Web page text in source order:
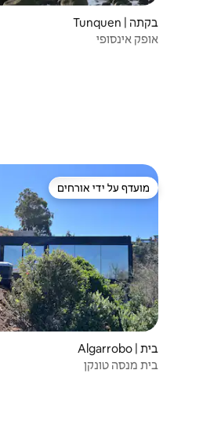
בקתה | Tunquen
אופק אינסופי
מועדף על ידי אורחים
מועדף על ידי אורחים
בית | Algarrobo
בית מנסה טונקן